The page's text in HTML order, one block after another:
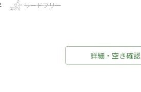
リードフリー
詳細・空き確認